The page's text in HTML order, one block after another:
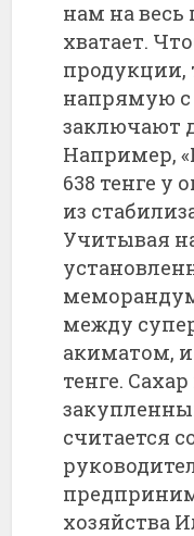
нам на весь
хватает.
продукции,
напрямую
заключают
Например,
638 тенге у
из
Учитывая
между
акиматом, и
тенге.
считается
хозяйства